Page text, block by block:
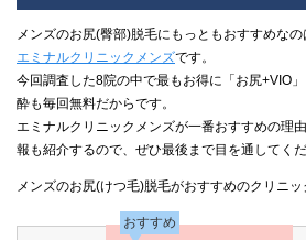
メンズのお尻(臀部)脱毛にもっともおすすめなの
エミナルクリニックメンズです。
今回調査した8院の中で最もお得に「お尻+VIO
酔も毎回無料だからです。
エミナルクリニックメンズが一番おすすめの理
報も紹介するので、ぜひ最後まで目を通してくだ
メンズのお尻(けつ毛)脱毛がおすすめのクリニッ
おすすめ